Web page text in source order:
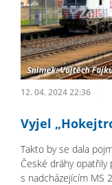
12. 04. 2024 22:36
Vyjel
Takto by se dala
České dráhy
s nadcházejícím MS